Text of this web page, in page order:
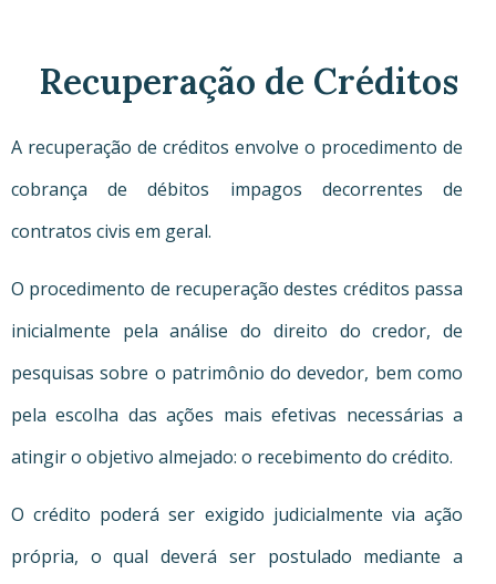
Recuperação de Créditos
A recuperação de créditos envolve o procedimento de
cobrança de débitos impagos decorrentes de
contratos civis em geral.
O procedimento de recuperação destes créditos passa
inicialmente pela análise do direito do credor, de
pesquisas sobre o patrimônio do devedor, bem como
pela escolha das ações mais efetivas necessárias a
atingir o objetivo almejado: o recebimento do crédito.
O crédito poderá ser exigido judicialmente via ação
própria, o qual deverá ser postulado mediante a